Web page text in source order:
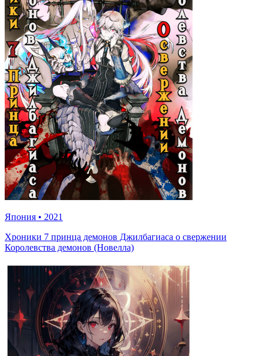
Япония • 2021
Хроники 7 принца демонов Джилбагиаса о свержении
Королевства демонов (Новелла)